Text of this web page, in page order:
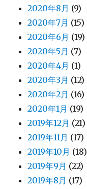
2020年8月 (9)
2020年7月 (15)
2020年6月 (19)
2020年5月 (7)
2020年4月 (1)
2020年3月 (12)
2020年2月 (16)
2020年1月 (19)
2019年12月 (21)
2019年11月 (17)
2019年10月 (18)
2019年9月 (22)
2019年8月 (17)